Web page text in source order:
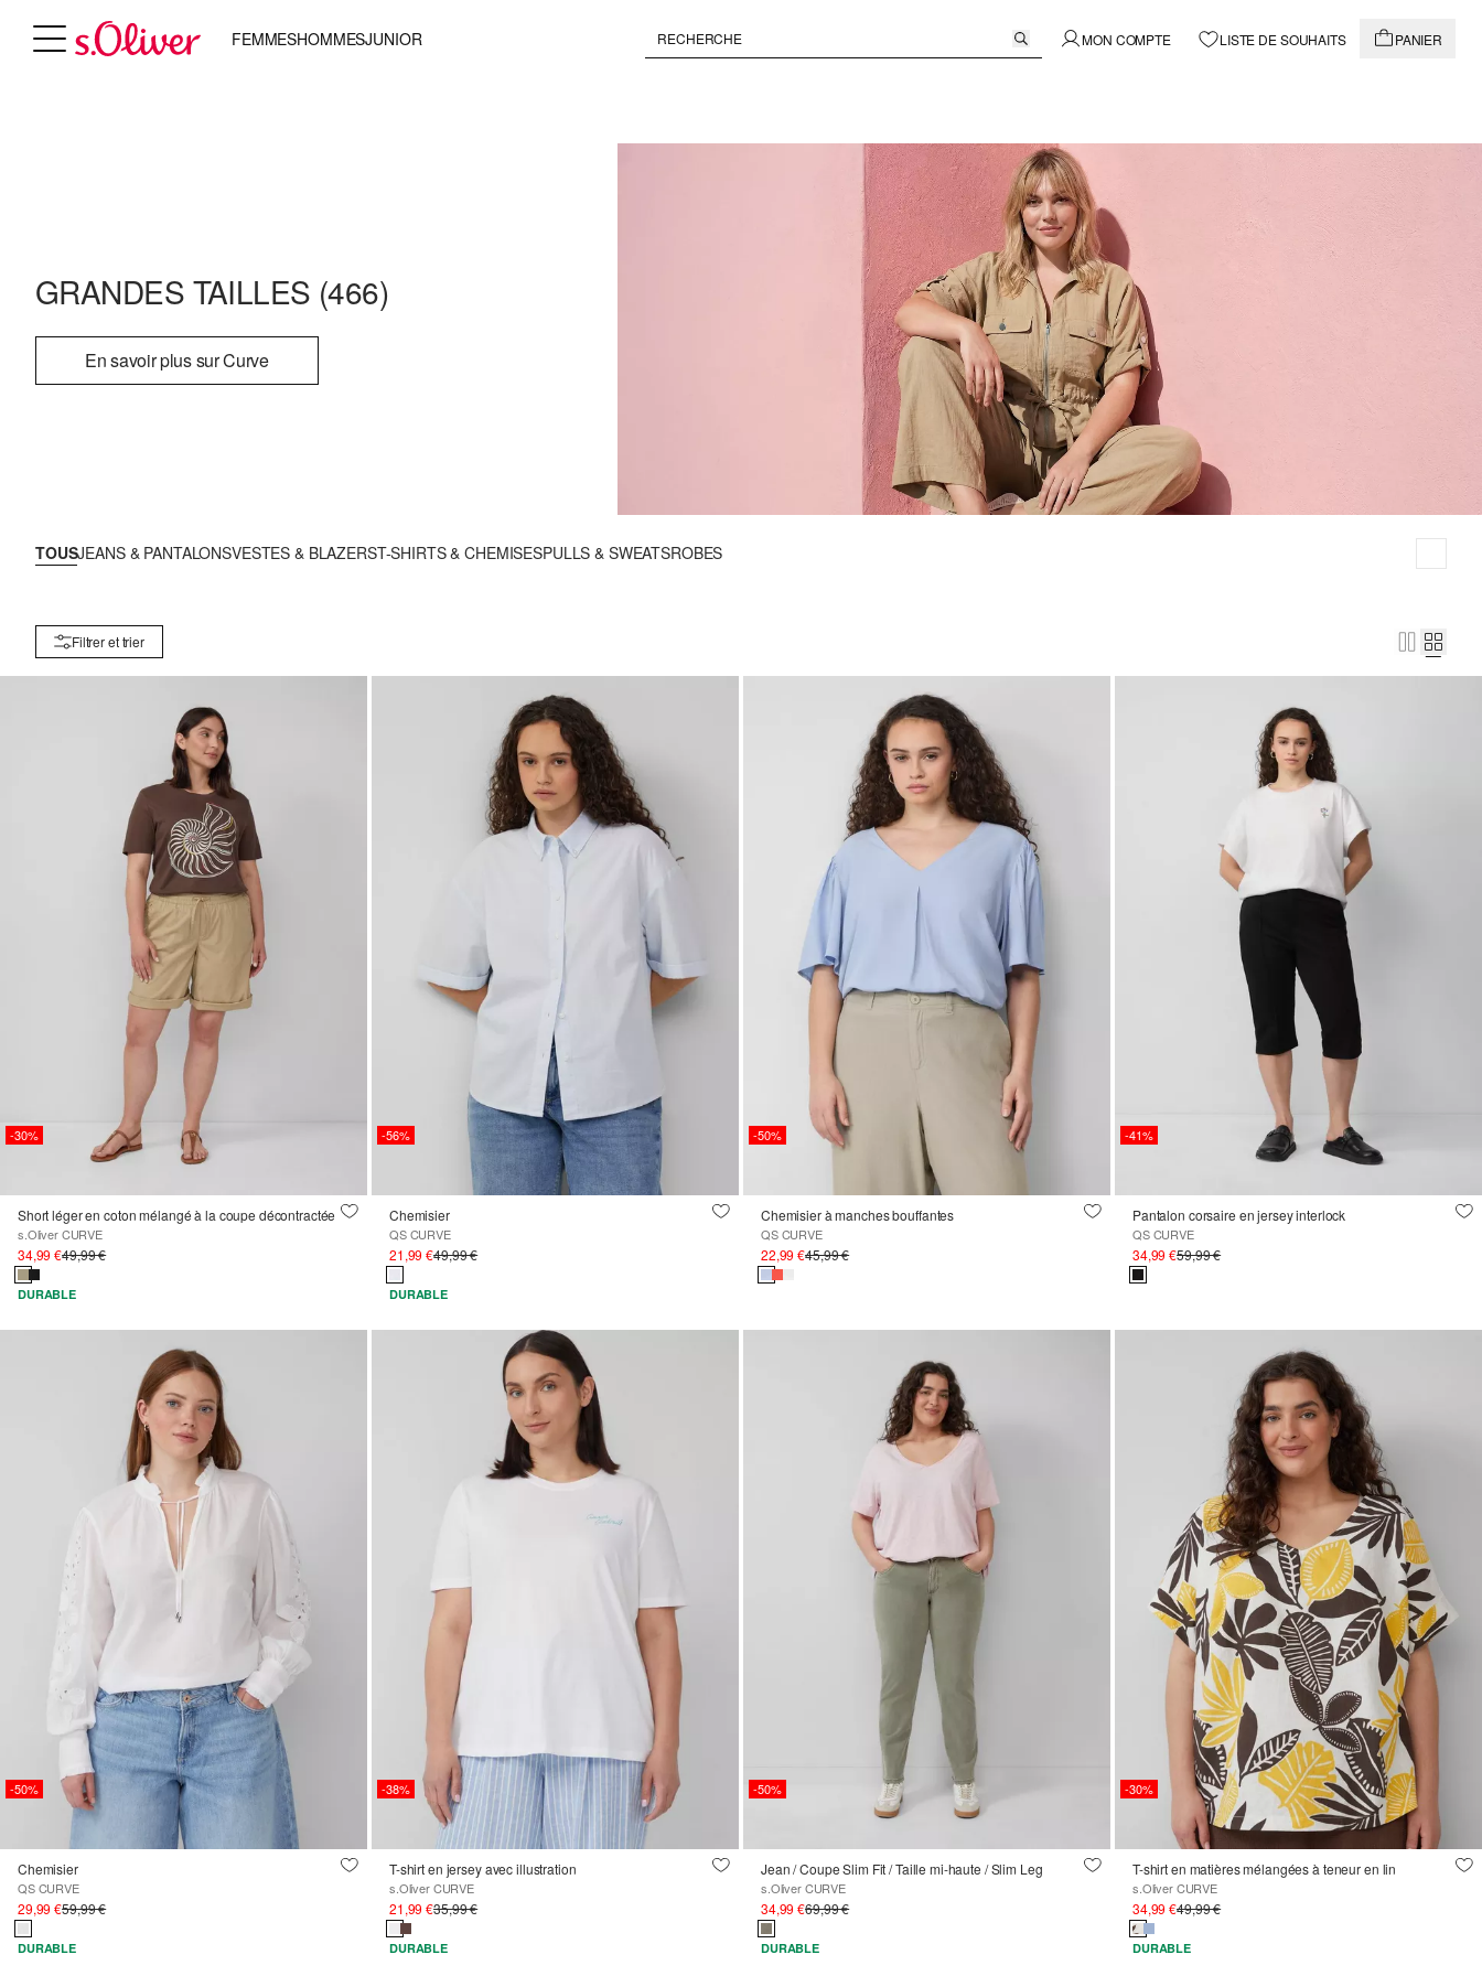
FEMMESHOMMESJUNIOR MON COMPTE LISTE DE SOUHAITS PANIER
GRANDES TAILLES (466)
En savoir plus sur Curve
TOUSJEANS & PANTALONSVESTES & BLAZERST-SHIRTS & CHEMISESPULLS & SWEATSROBES
Filtrer et trier
-30%
Short léger en coton mélangé à la coupe décontractée
s.Oliver CURVE
34,99 €49,99 €
DURABLE
-56%
Chemisier
QS CURVE
21,99 €49,99 €
DURABLE
-50%
Chemisier à manches bouffantes
QS CURVE
22,99 €45,99 €
-41%
Pantalon corsaire en jersey interlock
QS CURVE
34,99 €59,99 €
-50%
Chemisier
QS CURVE
29,99 €59,99 €
DURABLE
-38%
T-shirt en jersey avec illustration
s.Oliver CURVE
21,99 €35,99 €
DURABLE
-50%
Jean / Coupe Slim Fit / Taille mi-haute / Slim Leg
s.Oliver CURVE
34,99 €69,99 €
DURABLE
-30%
T-shirt en matières mélangées à teneur en lin
s.Oliver CURVE
34,99 €49,99 €
DURABLE